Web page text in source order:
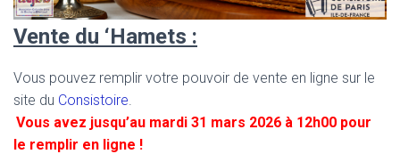
Vente du ‘Hamets :
Vous pouvez remplir votre pouvoir de vente en ligne sur le
site du Consistoire.
Vous avez jusqu’au mardi 31 mars 2026 à 12h00 pour
le remplir en ligne !